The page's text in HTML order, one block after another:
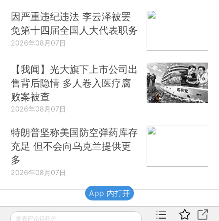
因严重违纪违法 李云泽被罢
免第十四届全国人大代表职务
2026年08月07日
【我闻】光大旗下上市公司出
售背后隐情 多人卷入医疗腐
败案被查
2026年08月07日
特朗普坚称美国防空弹药库存
充足 但不会向乌克兰提供更
多
2026年08月07日
财新移动
发表评论得积分
App 内打开